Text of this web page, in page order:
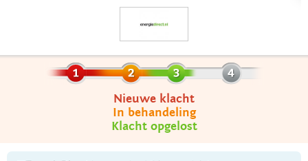
Nieuwe klacht
In behandeling
Klacht opgelost